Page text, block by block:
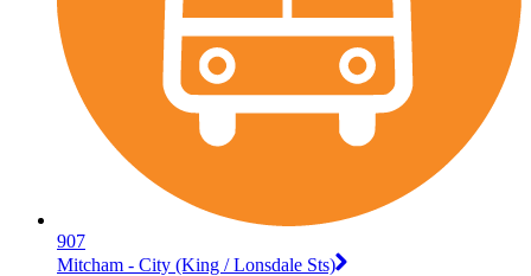
907
Mitcham - City (King / Lonsdale Sts)